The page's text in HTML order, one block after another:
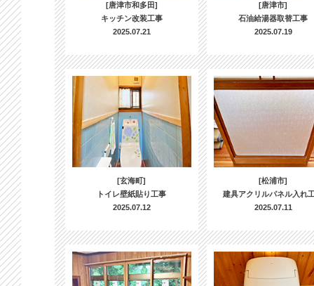
[唐津市和多田]
キッチン改装工事
2025.07.21
[唐津市]
石油給湯器取替工事
2025.07.19
[玄海町]
トイレ壁紙貼り工事
2025.07.12
[松浦市]
建具アクリルパネル入れ
2025.07.11